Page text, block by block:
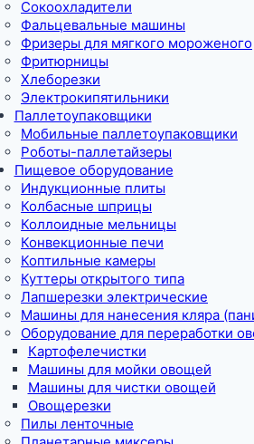
Сокоохладители
Фальцевальные машины
Фризеры для мягкого мороженого
Фритюрницы
Хлеборезки
Электрокипятильники
Паллетоупаковщики
Мобильные паллетоупаковщики
Роботы-паллетайзеры
Пищевое оборудование
Индукционные плиты
Колбасные шприцы
Коллоидные мельницы
Конвекционные печи
Коптильные камеры
Куттеры открытого типа
Лапшерезки электрические
Машины для нанесения кляра
Оборудование для переработки
Картофелечистки
Машины для мойки овощей
Машины для чистки овощей
Овощерезки
Пилы ленточные